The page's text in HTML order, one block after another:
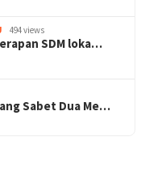
494 views
SDM loka…
Sabet Dua Me…